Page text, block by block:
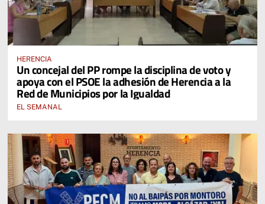
HERENCIA
Un concejal del PP rompe la disciplina de voto y
apoya con el PSOE la adhesión de Herencia a la
Red de Municipios por la Igualdad
EL SEMANAL